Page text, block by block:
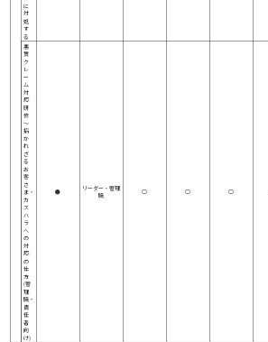
に
対
処
す
る
悪
質
ク
レ
ー
ム
対
応
研
修
～
招
か
れ
ざ
る
お
客
さ
ま・
カ
ス
ハ
ラ
へ
の
対
応
の
仕
方
(管
理
職・
責
任
者
向
け)
●
リーダー・管理
職
○ ○ ○